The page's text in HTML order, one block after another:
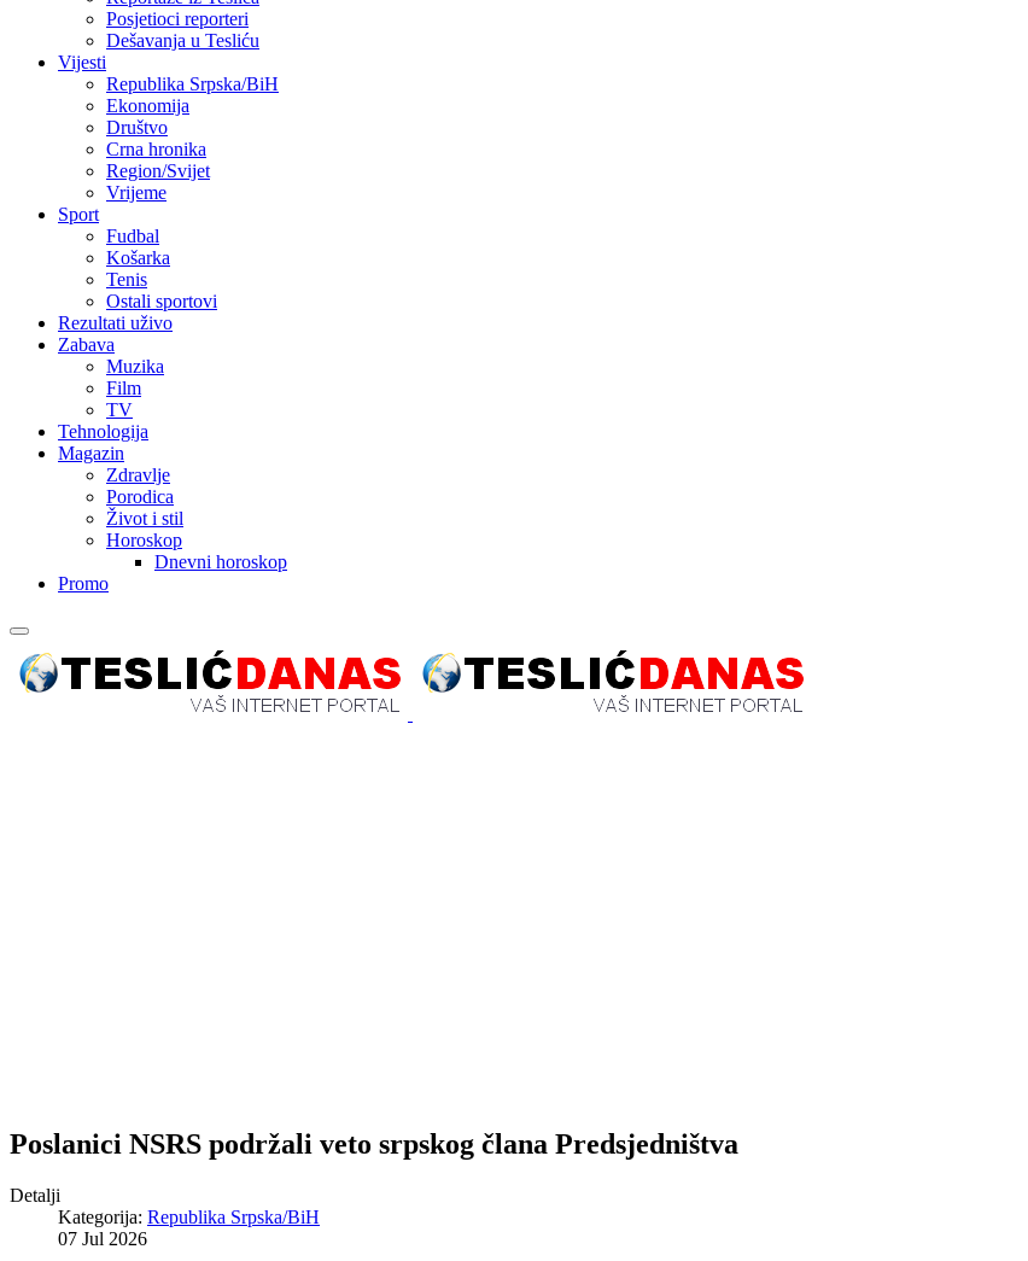
Posjetioci reporteri
Dešavanja u Tesliću
Vijesti
Republika Srpska/BiH
Ekonomija
Društvo
Crna hronika
Region/Svijet
Vrijeme
Sport
Fudbal
Košarka
Tenis
Ostali sportovi
Rezultati uživo
Zabava
Muzika
Film
TV
Tehnologija
Magazin
Zdravlje
Porodica
Život i stil
Horoskop
Dnevni horoskop
Promo
Poslanici NSRS podržali veto srpskog člana Predsjedništva
Detalji
Kategorija: Republika Srpska/BiH
07 Jul 2026